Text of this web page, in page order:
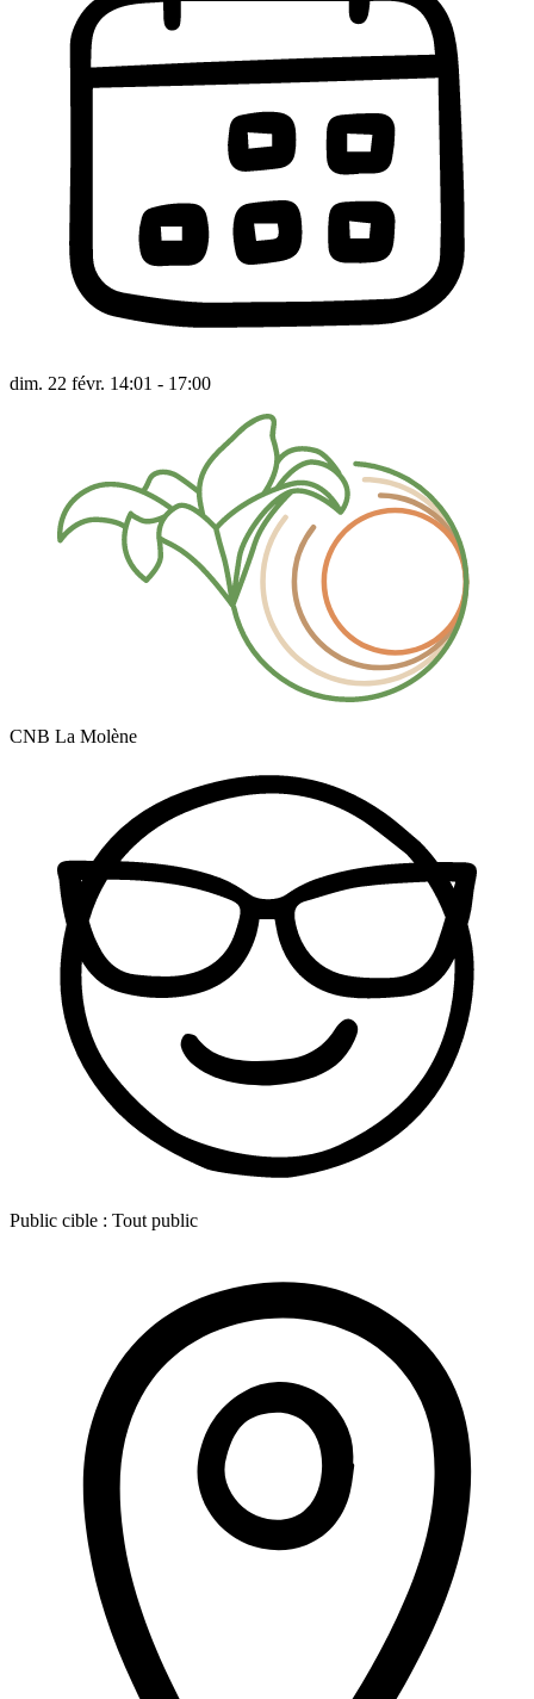
dim. 22 févr. 14:01 - 17:00
CNB La Molène
Public cible : Tout public